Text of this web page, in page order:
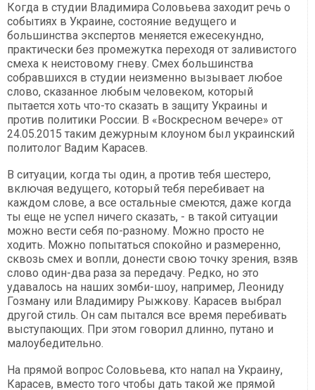
Когда в студии Владимира Соловьева заходит речь о
событиях в Украине, состояние ведущего и
большинства экспертов меняется ежесекундно,
практически без промежутка переходя от заливистого
смеха к неистовому гневу. Смех большинства
собравшихся в студии неизменно вызывает любое
слово, сказанное любым человеком, который
пытается хоть что-то сказать в защиту Украины и
против политики России. В «Воскресном вечере» от
24.05.2015 таким дежурным клоуном был украинский
политолог Вадим Карасев.
В ситуации, когда ты один, а против тебя шестеро,
включая ведущего, который тебя перебивает на
каждом слове, а все остальные смеются, даже когда
ты еще не успел ничего сказать, - в такой ситуации
можно вести себя по-разному. Можно просто не
ходить. Можно попытаться спокойно и размеренно,
сквозь смех и вопли, донести свою точку зрения, взяв
слово один-два раза за передачу. Редко, но это
удавалось на наших зомби-шоу, например, Леониду
Гозману или Владимиру Рыжкову. Карасев выбрал
другой стиль. Он сам пытался все время перебивать
выступающих. При этом говорил длинно, путано и
малоубедительно.
На прямой вопрос Соловьева, кто напал на Украину,
Карасев, вместо того чтобы дать такой же прямой